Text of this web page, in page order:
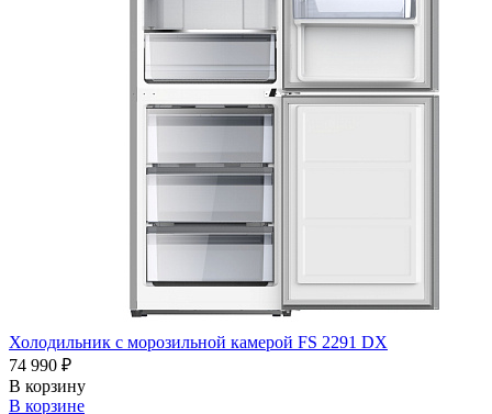
Холодильник с морозильной камерой FS 2291 DX
74 990 ₽
В корзину
В корзине